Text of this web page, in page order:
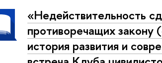
«Недействительность
противоречащих
история развития и